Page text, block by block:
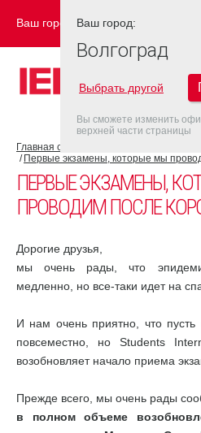
Ваш город: ВОЛГОГРАД
Главная страница
Первые экзамены, которые мы
ПЕРВЫЕ ЭКЗАМЕНЫ,
ПРОВОДИМ ПОСЛЕ
Дорогие друзья,
мы очень рады, что
медленно, но все-таки идет на
И нам очень приятно, что пусть
повсеместно, но Students
возобновляет начало приема
Прежде всего, мы очень рады
в полном объеме
Ваш город:
Волгоград
Выбрать другой
Вы сможете изменить
верхней части страницы